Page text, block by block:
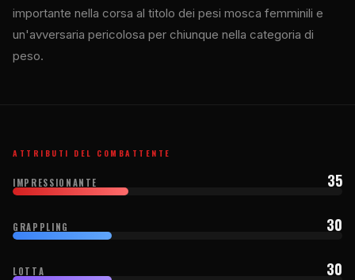
importante nella corsa al titolo dei pesi mosca femminili e
un'avversaria pericolosa per chiunque nella categoria di
peso.
ATTRIBUTI DEL COMBATTENTE
IMPRESSIONANTE 35
GRAPPLING 30
LOTTA 30